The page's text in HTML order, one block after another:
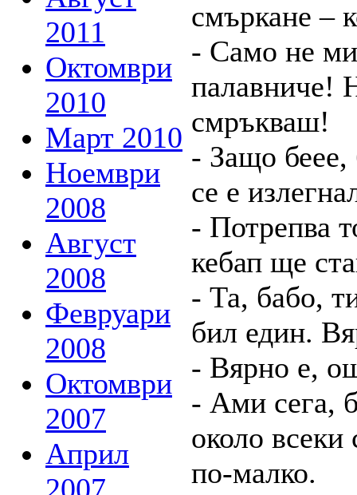
2011
Октомври
2010
Март 2010
Ноември
2008
Август
2008
Февруари
2008
Октомври
2007
Април
смъркане –
- Само не ми
палавниче!
смръкваш!
- Защо беее,
се е
- Потрепва
кебап ще
- Та, бабо,
бил един.
- Вярно е,
- Ами сега,
около
по-малко.